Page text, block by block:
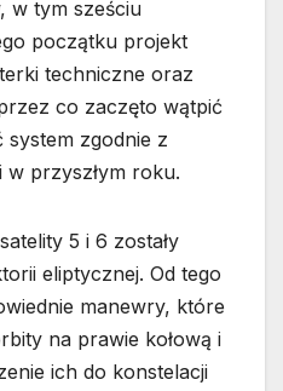
w tym sześciu
początku projekt
techniczne oraz
co zaczęto wątpić
zgodnie z
przyszłym roku.
5 i 6 zostały
eliptycznej. Od tego
manewry, które
na prawie kołową i
ich do konstelacji